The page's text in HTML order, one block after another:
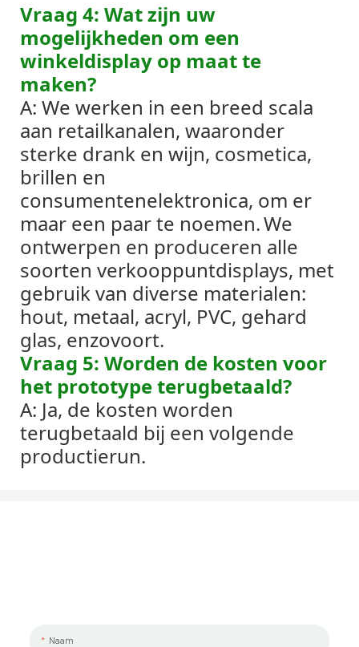
Vraag 4: Wat zijn uw
mogelijkheden om een ​​
winkeldisplay op maat te
maken?
A: We werken in een breed scala
aan retailkanalen, waaronder
sterke drank en wijn, cosmetica,
brillen en
consumentenelektronica, om er
maar een paar te noemen.We
ontwerpen en produceren alle
soorten verkooppuntdisplays, met
gebruik van diverse materialen:
hout, metaal, acryl, PVC, gehard
glas, enzovoort.
Vraag 5: Worden de kosten voor
het prototype terugbetaald?
A: Ja, de kosten worden
terugbetaald bij een volgende
productierun.
Naam